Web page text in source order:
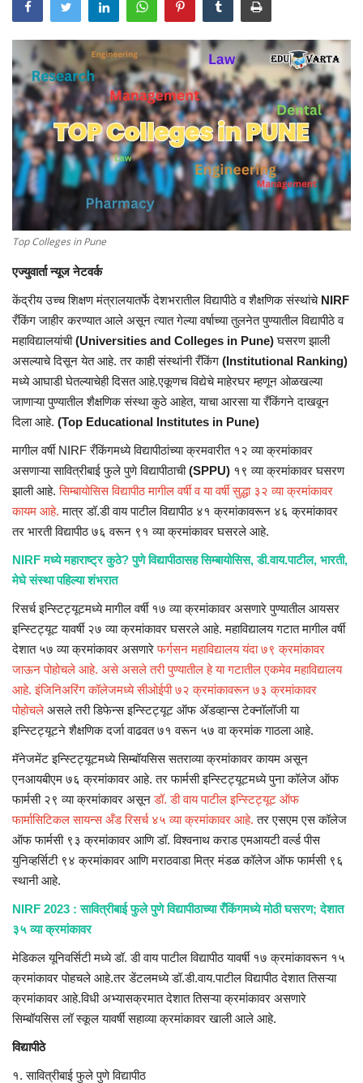
Top Colleges in Pune
एज्युवार्ता न्यूज नेटवर्क
केंद्रीय उच्च शिक्षण मंत्रालयातर्फे देशभरातील विद्यापीठे व शैक्षणिक संस्थांचे NIRF
रँकिंग जाहीर करण्यात आले असून त्यात गेल्या वर्षाच्या तुलनेत पुण्यातील विद्यापीठे व
महाविद्यालयांची(Universities and Colleges in Pune)घसरण झाली
असल्याचे दिसून येत आहे. तर काही संस्थांनी रँकिंग (Institutional Ranking)
मध्ये आघाडी घेतल्याचेही दिसत आहे.एकूणच विद्येचे माहेरघर म्हणून ओळखल्या
जाणाऱ्या पुण्यातील शैक्षणिक संस्था कुठे आहेत, याचा आरसा या रँकिंगने दाखवून
दिला आहे. (Top Educational Institutes in Pune)
मागील वर्षी NIRF रँकिंगमध्ये विद्यापीठांच्या क्रमवारीत १२ व्या क्रमांकावर
असणाऱ्या सावित्रीबाई फुले पुणे विद्यापीठाची(SPPU) १९ व्या क्रमांकावर घसरण
झाली आहे.सिम्बायोसिस विद्यापीठ मागील वर्षी व या वर्षी सुद्धा ३२ व्या क्रमांकावर
कायम आहे. मात्र डॉ.डी वाय पाटील विद्यापीठ ४१ क्रमांकावरून ४६ क्रमांकावर
तर भारती विद्यापीठ ७६ वरून ९१ व्या क्रमांकावर घसरले आहे.
NIRF मध्ये महाराष्ट्र कुठे? पुणे विद्यापीठासह सिम्बायोसिस, डी.वाय.पाटील, भारती,
मेघे संस्था पहिल्या शंभरात
रिसर्च इन्स्टिट्यूटमध्ये मागील वर्षी १७ व्या क्रमांकावर असणारे पुण्यातील आयसर
इन्स्टिट्यूट यावर्षी २७ व्या क्रमांकावर घसरले आहे. महाविद्यालय गटात मागील वर्षी
देशात ५७ व्या क्रमांकावर असणारेफर्गसन महाविद्यालय यंदा ७९ क्रमांकावर
जाऊन पोहोचले आहे. असे असले तरी पुण्यातील हे या गटातील एकमेव महाविद्यालय
आहे. इंजिनिअरिंग कॉलेजमध्ये सीओईपी ७२ क्रमांकावरून ७३ क्रमांकावर
पोहोचले असले तरी डिफेन्स इन्स्टिट्यूट ऑफ ॲडव्हान्स टेक्नॉलॉजी या
इन्स्टिट्यूटने शैक्षणिक दर्जा वाढवत ७१ वरून ५७ वा क्रमांक गाठला आहे.
मॅनेजमेंट इन्स्टिट्यूटमध्ये सिम्बॉयसिस सतराव्या क्रमांकावर कायम असून
एनआयबीएम ७६ क्रमांकावर आहे. तर फार्मसी इन्स्टिट्यूटमध्ये पुना कॉलेज ऑफ
फार्मसी २९ व्या क्रमांकावर असूनडॉ. डी वाय पाटील इन्स्टिट्यूट ऑफ
फार्मासिटिकल सायन्स अँड रिसर्च ४५ व्या क्रमांकावर आहे. तर एसएम एस कॉलेज
ऑफ फार्मसी ९३ क्रमांकावर आणि डॉ. विश्वनाथ कराड एमआयटी वर्ल्ड पीस
युनिव्हर्सिटी ९४ क्रमांकावर आणि मराठवाडा मित्र मंडळ कॉलेज ऑफ फार्मसी ९६
स्थानी आहे.
NIRF 2023 : सावित्रीबाई फुले पुणे विद्यापीठाच्या रँकिंगमध्ये मोठी घसरण; देशात
३५ व्या क्रमांकावर
मेडिकल यूनिवर्सिटी मध्ये डॉ. डी वाय पाटील विद्यापीठ यावर्षी १७ क्रमांकावरून १५
क्रमांकावर पोहचले आहे.तर डेंटलमध्ये डॉ.डी.वाय.पाटील विद्यापीठ देशात तिसऱ्या
क्रमांकावर आहे.विधी अभ्यासक्रमात देशात तिसऱ्या क्रमांकावर असणारे
सिम्बॉयसिस लॉ स्कूल यावर्षी सहाव्या क्रमांकावर खाली आले आहे.
विद्यापीठे
१. सावित्रीबाई फुले पुणे विद्यापीठ